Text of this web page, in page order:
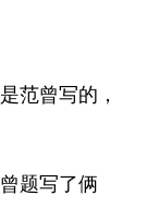
范曾写的，
题写了俩